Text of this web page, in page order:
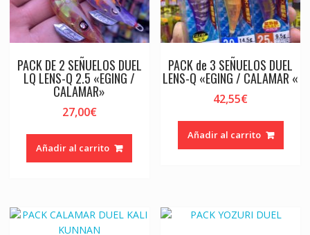
PACK DE 2 SEÑUELOS DUEL
LQ LENS-Q 2.5 «EGING /
CALAMAR»
27,00€
Añadir al carrito
PACK de 3 SEÑUELOS DUEL
LENS-Q «EGING / CALAMAR «
42,55€
Añadir al carrito